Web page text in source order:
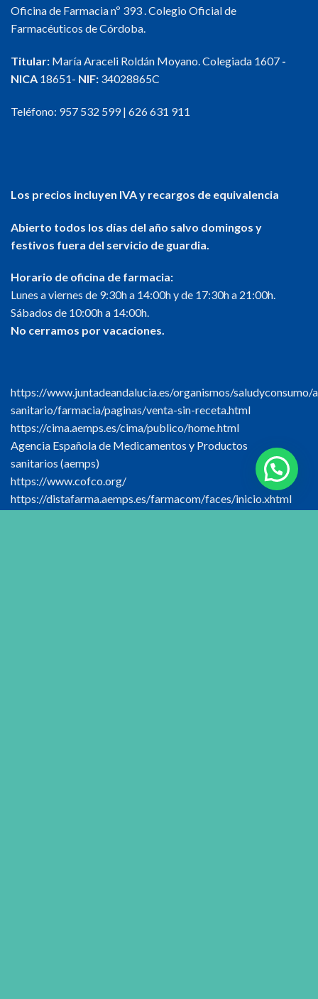
Oficina de Farmacia nº 393 . Colegio Oficial de
Farmacéuticos de Córdoba.
Titular: María Araceli Roldán Moyano. Colegiada 1607 -
NICA 18651- NIF: 34028865C
Teléfono: 957 532 599| 626 631 911
Los precios incluyen IVA y recargos de equivalencia
Abierto todos los días del año salvo domingos y
festivos fuera del servicio de guardia.
Horario de oficina de farmacia:
Lunes a viernes de 9:30h a 14:00h y de 17:30h a 21:00h.
Sábados de 10:00h a 14:00h.
No cerramos por vacaciones.
https://www.juntadeandalucia.es/organismos/saludyconsumo/
sanitario/farmacia/paginas/venta-sin-receta.html
https://cima.aemps.es/cima/publico/home.html
Agencia Española de Medicamentos y Productos
sanitarios (aemps)
https://www.cofco.org/
https://distafarma.aemps.es/farmacom/faces/inicio.xhtml